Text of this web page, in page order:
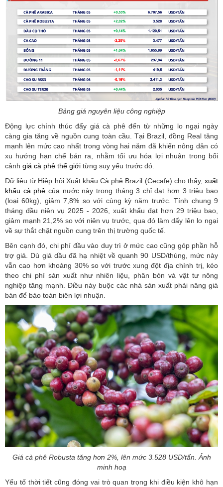
Bảng giá nguyên liệu công nghiệp
Động lực chính thúc đẩy giá cà phê đến từ những lo ngại ngày
càng gia tăng về nguồn cung toàn cầu. Tại Brazil, đồng Real tăng
mạnh lên mức cao nhất trong vòng hai năm đã khiến nông dân có
xu hướng hạn chế bán ra, nhằm tối ưu hóa lợi nhuận trong bối
cảnh giá cà phê thế giới từng suy yếu trước đó.
Dữ liệu từ Hiệp hội Xuất khẩu Cà phê Brazil (Cecafe) cho thấy, xuất
khẩu cà phê của nước này trong tháng 3 chỉ đạt hơn 3 triệu bao
(loại 60kg), giảm 7,8% so với cùng kỳ năm trước. Tính chung 9
tháng đầu niên vụ 2025 - 2026, xuất khẩu đạt hơn 29 triệu bao,
giảm mạnh 21,2% so với niên vụ trước, qua đó làm dấy lên lo ngại
về sự thắt chặt nguồn cung trên thị trường quốc tế.
Bên cạnh đó, chi phí đầu vào duy trì ở mức cao cũng góp phần hỗ
trợ giá. Dù giá dầu đã hạ nhiệt về quanh 90 USD/thùng, mức này
vẫn cao hơn khoảng 30% so với trước xung đột địa chính trị, kéo
theo chi phí sản xuất như nhiên liệu, phân bón và vật tư nông
nghiệp tăng mạnh. Điều này buộc các nhà sản xuất phải nâng giá
bán để bảo toàn biên lợi nhuận.
Giá cà phê Robusta tăng hơn 2%, lên mức 3.528 USD/tấn. Ảnh
minh hoạ
Yếu tố thời tiết cũng đóng vai trò quan trọng khi điều kiện khô hạn